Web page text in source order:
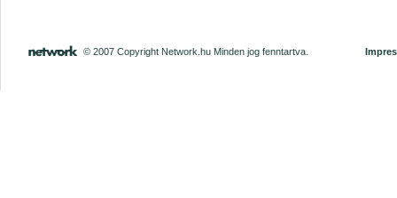
© 2007 Copyright Network.hu Minden jog fenntartva.